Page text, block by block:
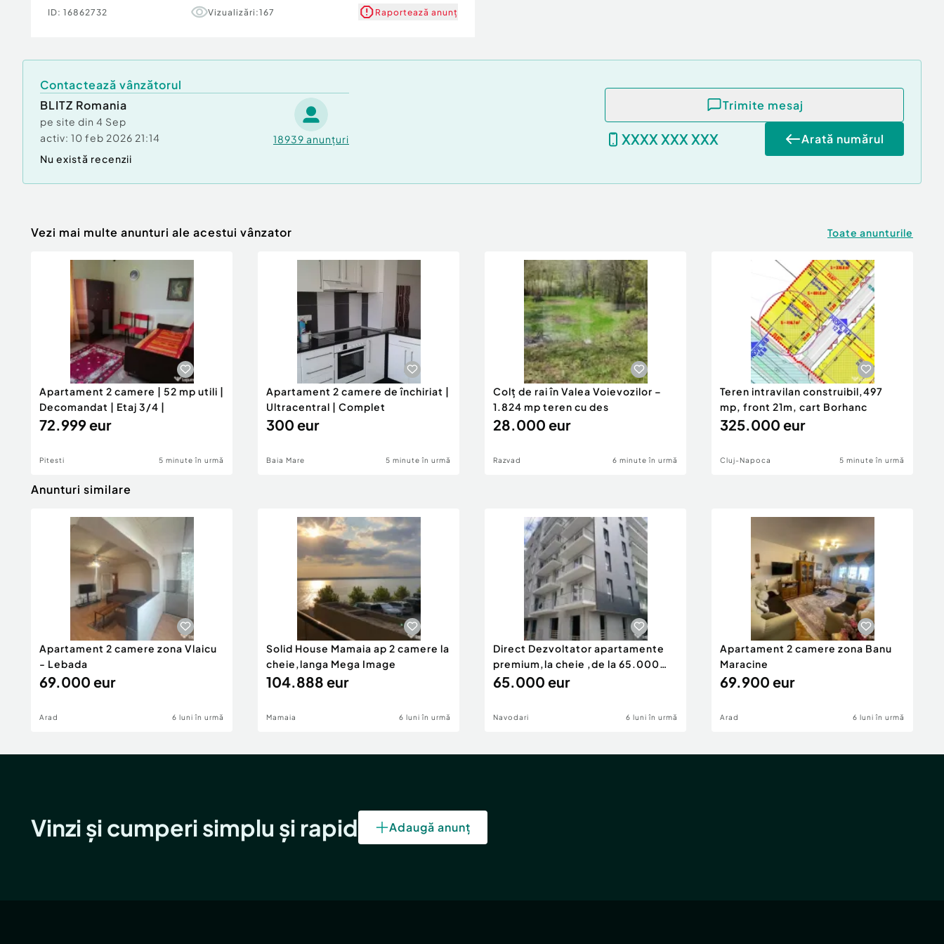
proprietăți!
Tip imobil:Bloc de apartamente
Număr Băi:1
ID: 16862732 Vizualizări:167 Raportează anunț
Contactează vânzătorul
BLITZ Romania
pe site din 4 Sep
activ: 10 feb 2026 21:14 18939 anunțuri
Nu există recenzii
Trimite mesaj
XXXX XXX XXX Arată numărul
Vezi mai multe anunturi ale acestui vânzator Toate anunturile
Apartament 2 camere | 52 mp utili |
Decomandat | Etaj 3/4 |
72.999 eur
Pitesti 5 minute în urmă
Apartament 2 camere de închiriat |
Ultracentral | Complet
300 eur
Baia Mare 5 minute în urmă
Colț de rai în Valea Voievozilor –
1.824 mp teren cu des
28.000 eur
Razvad 6 minute în urmă
Teren intravilan construibil,497
mp, front 21m, cart Borhanc
325.000 eur
Cluj-Napoca 5 minute în urmă
Anunturi similare
Apartament 2 camere zona Vlaicu
- Lebada
69.000 eur
Arad 6 luni în urmă
Solid House Mamaia ap 2 camere la
cheie,langa Mega Image
104.888 eur
Mamaia 6 luni în urmă
Direct Dezvoltator apartamente
premium,la cheie ,de la 65.000
eur
65.000 eur
Navodari 6 luni în urmă
Apartament 2 camere zona Banu
Maracine
69.900 eur
Arad 6 luni în urmă
Vinzi și cumperi simplu și rapid Adaugă anunț